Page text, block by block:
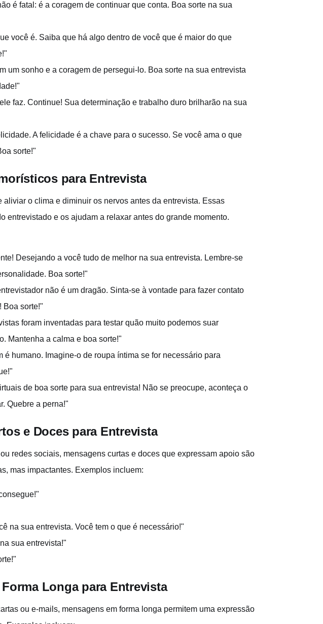
é fatal: é a coragem de continuar que conta. Boa sorte na sua
você é. Saiba que há algo dentro de você que é maior do que
um sonho e a coragem de persegui-lo. Boa sorte na sua entrevista
faz. Continue! Sua determinação e trabalho duro brilharão na sua
A felicidade é a chave para o sucesso. Se você ama o que
sorte!"
para Entrevista
o clima e diminuir os nervos antes da entrevista. Essas
entrevistado e os ajudam a relaxar antes do grande momento.
Desejando a você tudo de melhor na sua entrevista. Lembre-se
Boa sorte!"
não é um dragão. Sinta-se à vontade para fazer contato
Boa sorte!"
foram inventadas para testar quão muito podemos suar
Mantenha a calma e boa sorte!"
é humano. Imagine-o de roupa íntima se for necessário para
de boa sorte para sua entrevista! Não se preocupe, aconteça o
Quebre a perna!"
e Doces para Entrevista
redes sociais, mensagens curtas e doces que expressam apoio são
mas impactantes. Exemplos incluem:
na sua entrevista. Você tem o que é necessário!"
sua entrevista!"
Longa para Entrevista
ou e-mails, mensagens em forma longa permitem uma expressão